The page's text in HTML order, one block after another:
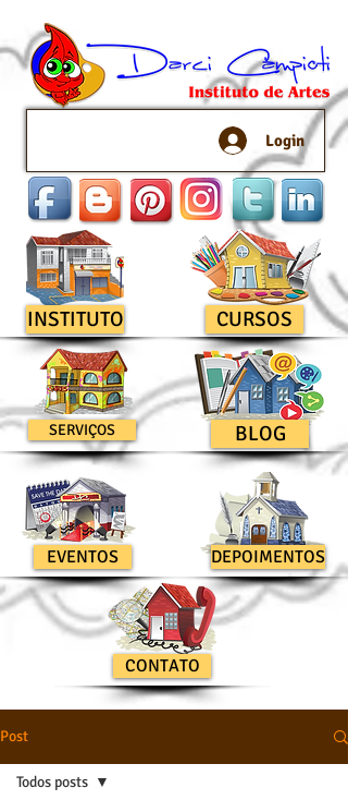
Login
INSTITUTO
SERVIÇOS
EVENTOS
CURSOS
BLOG
DEPOIMENTOS
CONTATO
Post
Todos posts